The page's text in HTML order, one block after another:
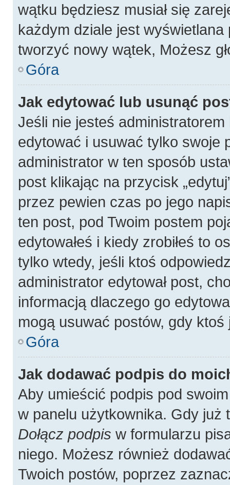
wątku będziesz musiał się
każdym dziale jest wyświetlana
tworzyć nowy wątek, Możesz
Góra
Jak edytować lub usunąć
Jeśli nie jesteś
edytować i usuwać tylko swoje
administrator w ten sposób
post klikając na przycisk
przez pewien czas po jego
ten post, pod Twoim postem
edytowałeś i kiedy zrobiłeś to
tylko wtedy, jeśli ktoś
administrator edytował post,
informacją dlaczego go
mogą usuwać postów, gdy ktoś
Góra
Jak dodawać podpis do
Aby umieścić podpis pod
w panelu użytkownika. Gdy
Dołącz podpis w formularzu
niego. Możesz również
Twoich postów, poprzez